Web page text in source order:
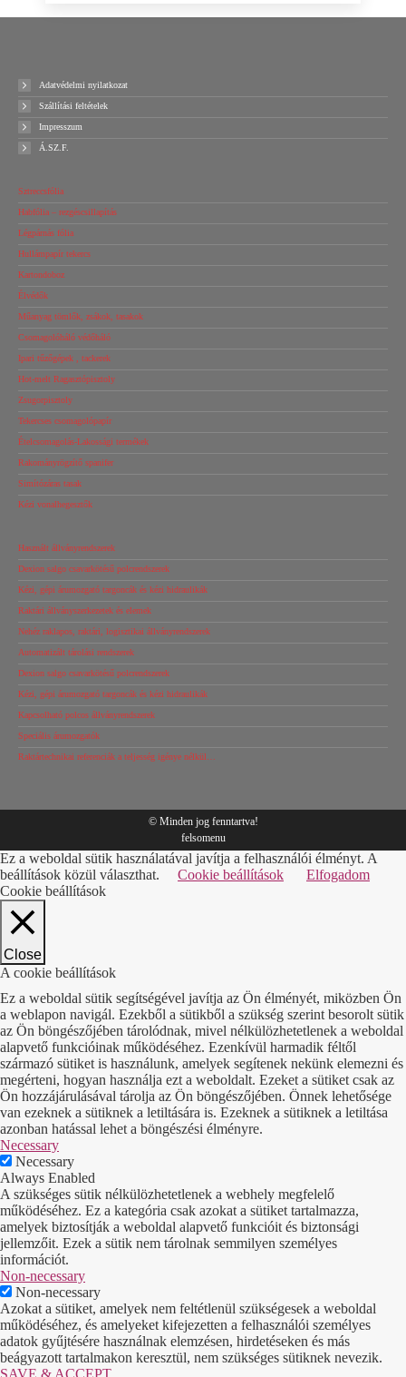
Adatvédelmi nyilatkozat
Szállítási feltételek
Impresszum
Á.SZ.F.
Sztreccsfólia
Habfólia – rezgéscsillapítás
Légpárnás fólia
Hullámpapír tekercs
Kartondoboz
Élvédők
Műanyag tömlők, zsákok, tasakok
Csomagolóháló védőháló
Ipari tűzőgépek , tackerek
Hot-melt Ragasztópisztoly
Zsugorpisztoly
Tekercses csomagolópapír
Ételcsomagolás-Lakossági termékek
Rakományrögzítő spanifer
Simítózáras tasak
Kézi vonalhegesztők
Használt állványrendszerek
Dexion salgo csavarkötésű polcrendszerek
Kézi, gépi árumozgató targoncák és kézi hidraulikák
Raktári állványszerkezetek és elemek
Nehéz raklapos, raktári, logisztikai állványrendszerek
Automatizált tárolási rendszerek
Dexion salgo csavarkötésű polcrendszerek
Kézi, gépi árumozgató targoncák és kézi hidraulikák
Kapcsolható polcos állványrendszerek
Speciális árumozgatók
Raktártechnikai referenciák a teljesség igénye nélkül…
© Minden jog fenntartva!
felsomenu
Ez a weboldal sütik használatával javítja a felhasználói élményt. A
beállítások közül választhat.
Cookie beállítások
Elfogadom
Cookie beállítások
Close
A cookie beállítások
Ez a weboldal sütik segítségével javítja az Ön élményét, miközben Ön
a weblapon navigál. Ezekből a sütikből a szükség szerint besorolt sütik
az Ön böngészőjében tárolódnak, mivel nélkülözhetetlenek a weboldal
alapvető funkcióinak működéséhez. Ezenkívül harmadik féltől
származó sütiket is használunk, amelyek segítenek nekünk elemezni és
megérteni, hogyan használja ezt a weboldalt. Ezeket a sütiket csak az
Ön hozzájárulásával tárolja az Ön böngészőjében. Önnek lehetősége
van ezeknek a sütiknek a letiltására is. Ezeknek a sütiknek a letiltása
azonban hatással lehet a böngészési élményre.
Necessary
Necessary
Always Enabled
A szükséges sütik nélkülözhetetlenek a webhely megfelelő
működéséhez. Ez a kategória csak azokat a sütiket tartalmazza,
amelyek biztosítják a weboldal alapvető funkcióit és biztonsági
jellemzőit. Ezek a sütik nem tárolnak semmilyen személyes
információt.
Non-necessary
Non-necessary
Azokat a sütiket, amelyek nem feltétlenül szükségesek a weboldal
működéséhez, és amelyeket kifejezetten a felhasználói személyes
adatok gyűjtésére használnak elemzésen, hirdetéseken és más
beágyazott tartalmakon keresztül, nem szükséges sütiknek nevezik.
SAVE & ACCEPT